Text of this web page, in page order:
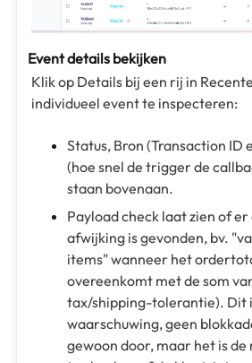
Event details bekijken
Klik op Details bij een rij in
individueel event te inspecteren:
Status, Bron (Transaction ID
(hoe snel de trigger de
staan bovenaan.
Payload check laat zien of
afwijking is gevonden, bv.
items" wanneer het
overeenkomt met de som
tax/shipping-tolerantie). Dit
waarschuwing, geen
gewoon door, maar het is